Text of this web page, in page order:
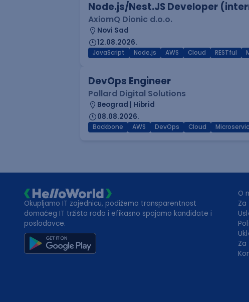
Node.js/Nest.JS Developer
AxiomQ Dionic d.o.o.
Novi Sad
12.08.2026.
JavaScript Node.js AWS Cloud RESTful
DevOps Engineer
Pollard Digital Solutions
Beograd | Hibrid
08.08.2026.
Backbone AWS DevOps Cloud
Okupljamo IT zajednicu, podižemo transparentnost
domaćeg IT tržišta rada i efikasno spajamo kandidate i
poslodavce.
O